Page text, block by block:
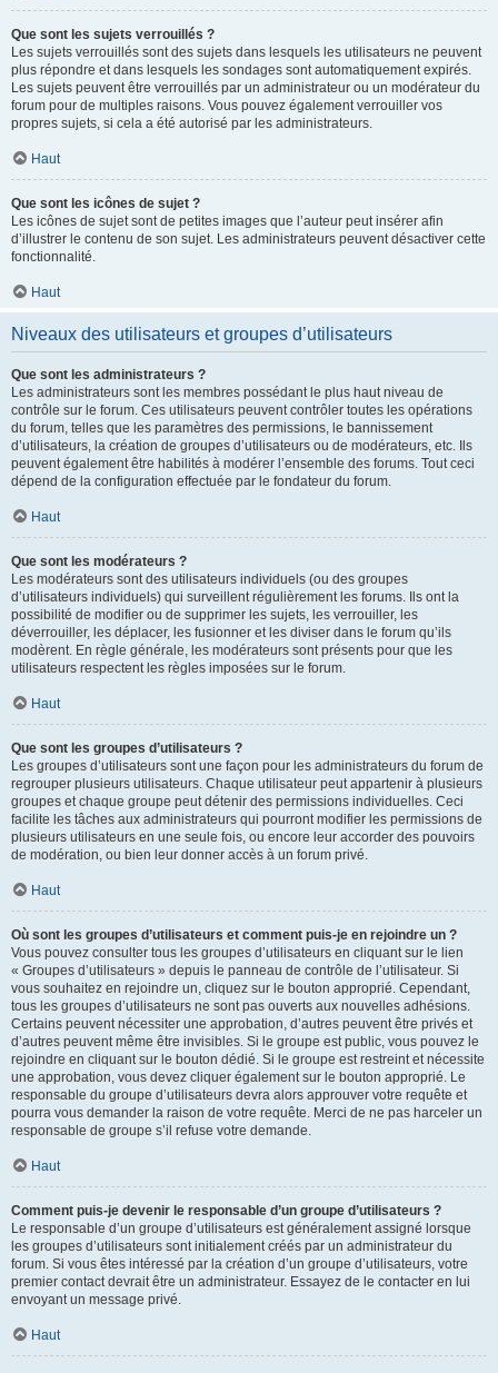
Que sont les sujets verrouillés ?
Les sujets verrouillés sont des sujets dans lesquels les utilisateurs ne peuvent
plus répondre et dans lesquels les sondages sont automatiquement expirés.
Les sujets peuvent être verrouillés par un administrateur ou un modérateur du
forum pour de multiples raisons. Vous pouvez également verrouiller vos
propres sujets, si cela a été autorisé par les administrateurs.
Haut
Que sont les icônes de sujet ?
Les icônes de sujet sont de petites images que l’auteur peut insérer afin
d’illustrer le contenu de son sujet. Les administrateurs peuvent désactiver cette
fonctionnalité.
Haut
Niveaux des utilisateurs et groupes d’utilisateurs
Que sont les administrateurs ?
Les administrateurs sont les membres possédant le plus haut niveau de
contrôle sur le forum. Ces utilisateurs peuvent contrôler toutes les opérations
du forum, telles que les paramètres des permissions, le bannissement
d’utilisateurs, la création de groupes d’utilisateurs ou de modérateurs, etc. Ils
peuvent également être habilités à modérer l’ensemble des forums. Tout ceci
dépend de la configuration effectuée par le fondateur du forum.
Haut
Que sont les modérateurs ?
Les modérateurs sont des utilisateurs individuels (ou des groupes
d’utilisateurs individuels) qui surveillent régulièrement les forums. Ils ont la
possibilité de modifier ou de supprimer les sujets, les verrouiller, les
déverrouiller, les déplacer, les fusionner et les diviser dans le forum qu’ils
modèrent. En règle générale, les modérateurs sont présents pour que les
utilisateurs respectent les règles imposées sur le forum.
Haut
Que sont les groupes d’utilisateurs ?
Les groupes d’utilisateurs sont une façon pour les administrateurs du forum de
regrouper plusieurs utilisateurs. Chaque utilisateur peut appartenir à plusieurs
groupes et chaque groupe peut détenir des permissions individuelles. Ceci
facilite les tâches aux administrateurs qui pourront modifier les permissions de
plusieurs utilisateurs en une seule fois, ou encore leur accorder des pouvoirs
de modération, ou bien leur donner accès à un forum privé.
Haut
Où sont les groupes d’utilisateurs et comment puis-je en rejoindre un ?
Vous pouvez consulter tous les groupes d’utilisateurs en cliquant sur le lien
« Groupes d’utilisateurs » depuis le panneau de contrôle de l’utilisateur. Si
vous souhaitez en rejoindre un, cliquez sur le bouton approprié. Cependant,
tous les groupes d’utilisateurs ne sont pas ouverts aux nouvelles adhésions.
Certains peuvent nécessiter une approbation, d’autres peuvent être privés et
d’autres peuvent même être invisibles. Si le groupe est public, vous pouvez le
rejoindre en cliquant sur le bouton dédié. Si le groupe est restreint et nécessite
une approbation, vous devez cliquer également sur le bouton approprié. Le
responsable du groupe d’utilisateurs devra alors approuver votre requête et
pourra vous demander la raison de votre requête. Merci de ne pas harceler un
responsable de groupe s’il refuse votre demande.
Haut
Comment puis-je devenir le responsable d’un groupe d’utilisateurs ?
Le responsable d’un groupe d’utilisateurs est généralement assigné lorsque
les groupes d’utilisateurs sont initialement créés par un administrateur du
forum. Si vous êtes intéressé par la création d’un groupe d’utilisateurs, votre
premier contact devrait être un administrateur. Essayez de le contacter en lui
envoyant un message privé.
Haut